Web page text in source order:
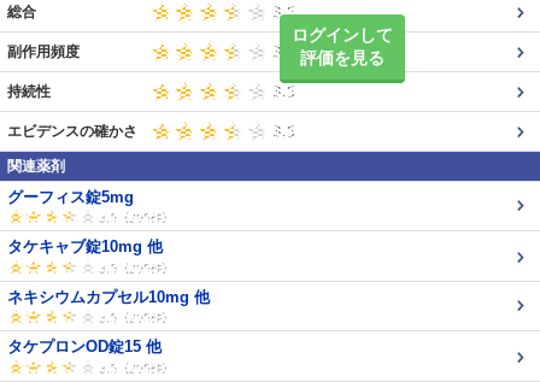
ログインして
評価を見る
総合
副作用頻度
持続性
エビデンスの確かさ
関連薬剤
グーフィス錠5mg
タケキャブ錠10mg 他
ネキシウムカプセル10mg 他
タケプロンOD錠15 他